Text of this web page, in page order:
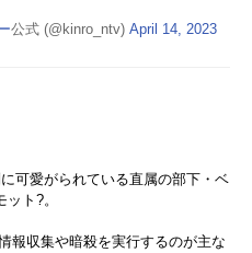
公式 (@kinro_ntv) April 14, 2023
可愛がられている直属の部下・ベ
ット?。
報収集や暗殺を実行するのが主な